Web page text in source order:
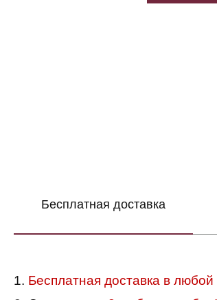
Бесплатная доставка
1. Бесплатная доставка в